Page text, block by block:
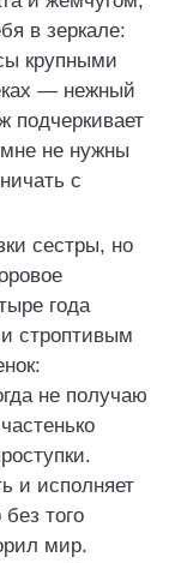
в зеркале:
крупными
— нежный
подчеркивает
не нужны
с
сестры, но
года
строптивым
не получаю
и исполняет
того
мир.